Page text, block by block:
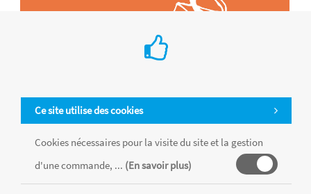
Ce site utilise des cookies
Cookies nécessaires pour la visite du site et la gestion
d'une commande, ... (En savoir plus)